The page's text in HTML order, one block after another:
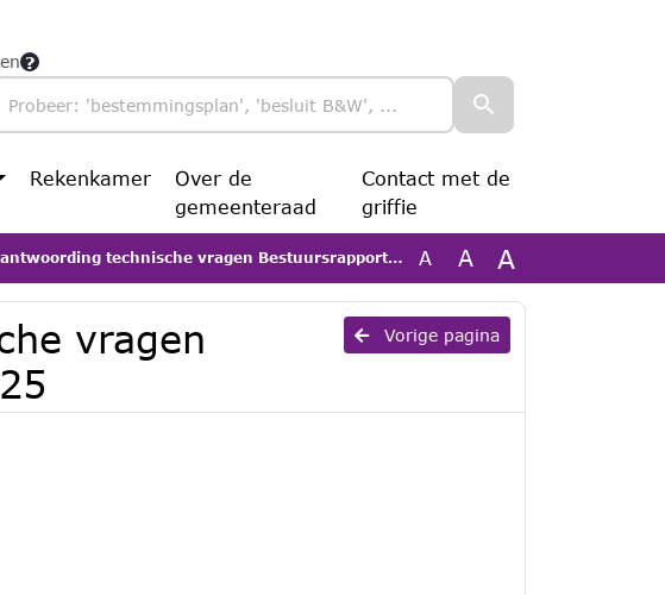
Rekenkamer
Over de
gemeenteraad
Contact met de
griffie
technische vragen Bestuursrapportage 2025 A A A
Vorige pagina
vragen